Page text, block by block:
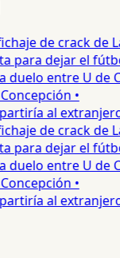
de crack de La
dejar el fútbol
entre U de
•
al extranjero •
de crack de La
dejar el fútbol
entre U de
•
al extranjero •